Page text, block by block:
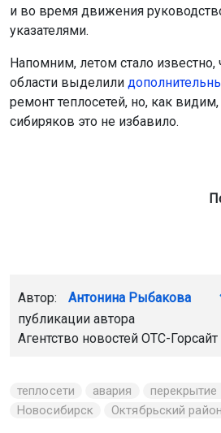
и во время движения
указателями.
Напомним, летом стало известно,
области выделили
ремонт теплосетей, но, как
сибиряков это не избавило.
Автор: Антонина Рыбакова
публикации автора
Агентство новостей ОТС-Горсайт
теплосети авария
перекрытие
Новосибирск
Октябрьский район